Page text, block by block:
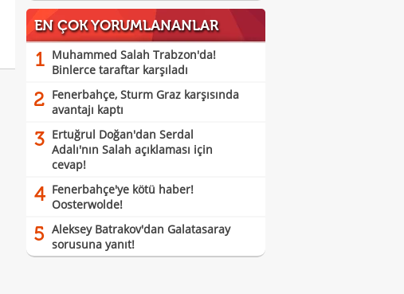
EN ÇOK YORUMLANANLAR
1
Muhammed Salah Trabzon'da!
Binlerce taraftar karşıladı
2 Fenerbahçe, Sturm Graz karşısında
avantajı kaptı
3 Ertuğrul Doğan'dan Serdal
Adalı'nın Salah açıklaması için
cevap!
4 Fenerbahçe'ye kötü haber!
Oosterwolde!
5 Aleksey Batrakov'dan Galatasaray
sorusuna yanıt!